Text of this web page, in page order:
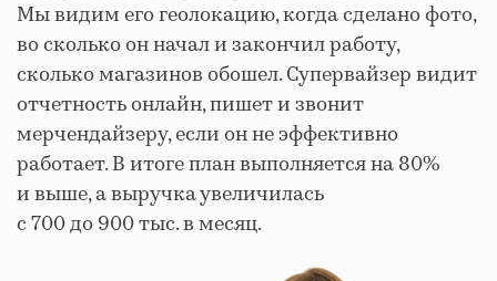
Мы видим его геолокацию, когда сделано фото,
во сколько он начал и закончил работу,
сколько магазинов обошел. Супервайзер видит
отчетность онлайн, пишет и звонит
мерчендайзеру, если он не эффективно
работает. В итоге план выполняется на 80%
и выше, а выручка увеличилась
с 700 до 900 тыс. в месяц.